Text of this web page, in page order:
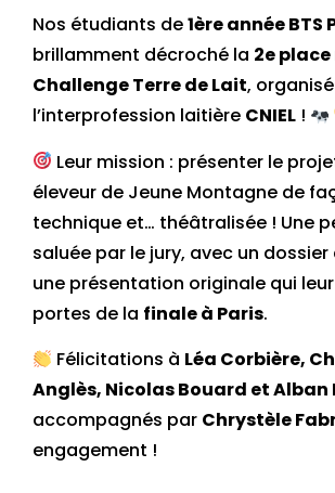
Nos étudiants de1ère année BTS
brillamment décroché la 2e
Challenge Terre de Lait,
l’interprofession laitière CNIEL !
Leur mission : présenter le
éleveur de Jeune Montagne de
technique et… théâtralisée ! Une
saluée par le jury, avec un
une présentation originale qui
portes de la finale à Paris.
Félicitations à Léa Corbière,
Anglès, Nicolas Bouard et Alban
accompagnés par Chrystèle
engagement !